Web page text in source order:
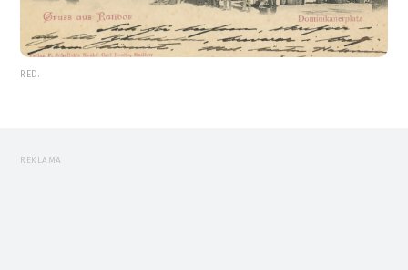
RED.
REKLAMA